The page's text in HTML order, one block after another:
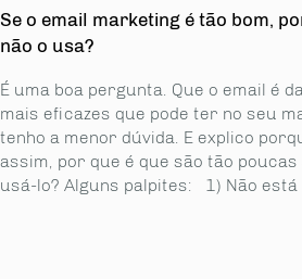
Se o email marketing é tão bom,
não o usa?
É uma boa pergunta. Que o email é
mais eficazes que pode ter no seu
tenho a menor dúvida. E explico
assim, por que é que são tão
usá-lo? Alguns palpites: 1) Não está